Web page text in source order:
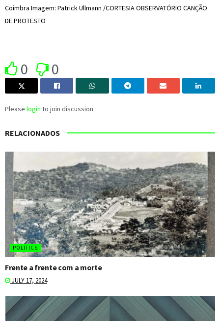
Coimbra Imagem: Patrick Ullmann /CORTESIA OBSERVATÓRIO CANÇÃO
DE PROTESTO
0 0
Please login to join discussion
RELACIONADOS
POLITICS
Frente a frente com a morte
JULY 17, 2024